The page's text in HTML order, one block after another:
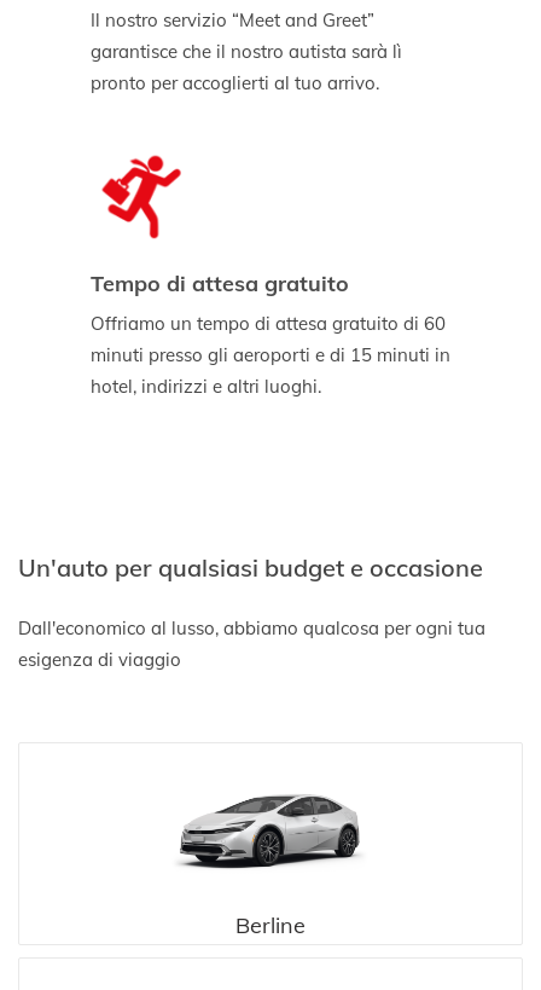
Il nostro servizio “Meet and Greet”
garantisce che il nostro autista sarà lì
pronto per accoglierti al tuo arrivo.
Tempo di attesa gratuito
Offriamo un tempo di attesa gratuito di 60
minuti presso gli aeroporti e di 15 minuti in
hotel, indirizzi e altri luoghi.
Un'auto per qualsiasi budget e occasione
Dall'economico al lusso, abbiamo qualcosa per ogni tua
esigenza di viaggio
Berline